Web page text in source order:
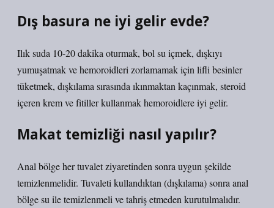
Dış basura ne iyi gelir evde?
Ilık suda 10-20 dakika oturmak, bol su içmek, dışkıyı
yumuşatmak ve hemoroidleri zorlamamak için lifli besinler
tüketmek, dışkılama sırasında ıkınmaktan kaçınmak, steroid
içeren krem ​​ve fitiller kullanmak hemoroidlere iyi gelir.
Makat temizliği nasıl yapılır?
Anal bölge her tuvalet ziyaretinden sonra uygun şekilde
temizlenmelidir. Tuvaleti kullandıktan (dışkılama) sonra anal
bölge su ile temizlenmeli ve tahriş etmeden kurutulmalıdır.